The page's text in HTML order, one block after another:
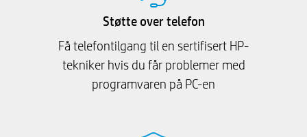
Støtte over telefon
Få telefontilgang til en sertifisert HP-
tekniker hvis du får problemer med
programvaren på PC-en